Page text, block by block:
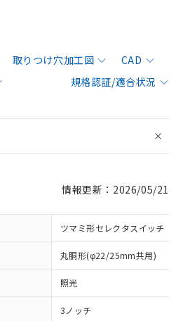
取りつけ穴加工図
CAD
規格認証/適合状況
情報更新：2026/05/21
ツマミ形セレクタスイッチ
丸胴形(φ22/25mm共用)
照光
3ノッチ